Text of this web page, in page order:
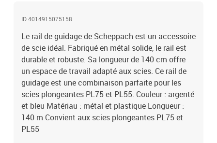
ID 4014915075158
Le rail de guidage de Scheppach est un accessoire
de scie idéal. Fabriqué en métal solide, le rail est
durable et robuste. Sa longueur de 140 cm offre
un espace de travail adapté aux scies. Ce rail de
guidage est une combinaison parfaite pour les
scies plongeantes PL75 et PL55. Couleur : argenté
et bleu Matériau : métal et plastique Longueur :
140 m Convient aux scies plongeantes PL75 et
PL55